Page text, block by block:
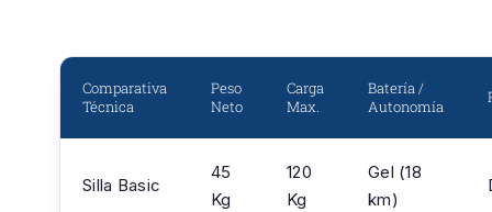
Comparativa
Técnica
Peso
Neto
Carga
Max.
Batería /
Autonomía
Silla Basic
45
Kg
120
Kg
Gel (18
km)